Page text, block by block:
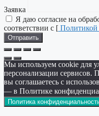
Заявка
Я даю согласие на
соответствии с [ Политикой
Отправить
Мы используем cookie для
персонализации сервисов.
вы соглашаетесь с
— в Политике
Политика